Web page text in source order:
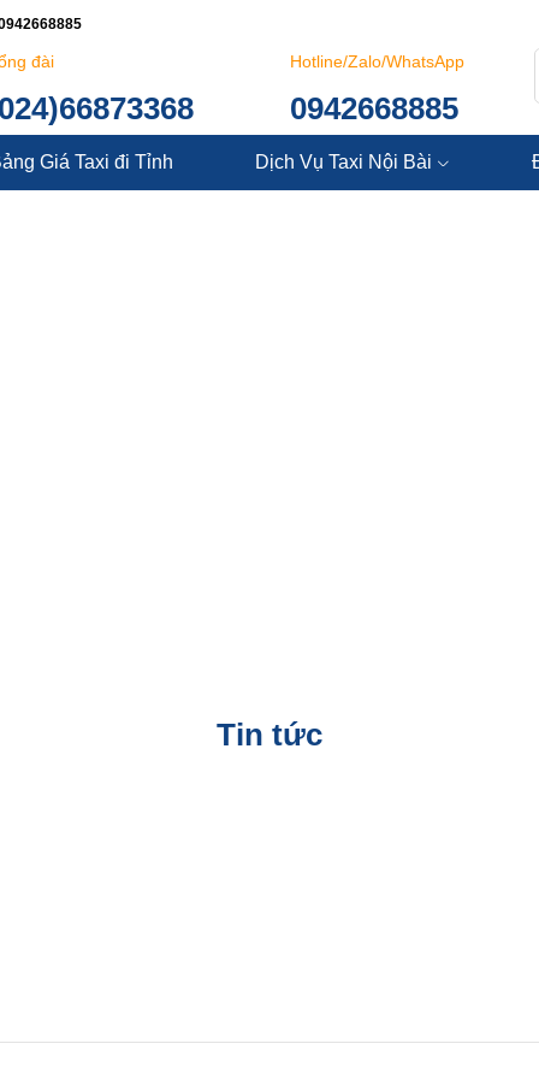
đài Hotline/Zalo/WhatsApp
0942668885
Giá Taxi đi Tỉnh Dịch Vụ Taxi Nội Bài
Tin tức